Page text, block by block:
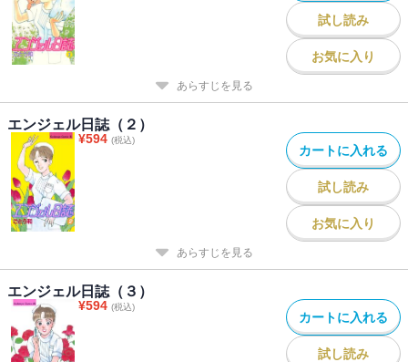
試し読み
お気に入り
あらすじを見る
エンジェル日誌（２）
¥594 (税込)
カートに入れる
試し読み
お気に入り
あらすじを見る
エンジェル日誌（３）
¥594 (税込)
カートに入れる
試し読み